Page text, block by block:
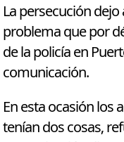
La persecución
problema que por
de la policía en
comunicación.
En esta ocasión los
tenían dos cosas,